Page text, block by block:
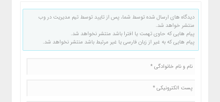
دیدگاه های ارسال شده توسط شما، پس از تایید توسط تیم مدیریت در وب
منتشر خواهد شد.
پیام هایی که حاوی تهمت یا افترا باشد منتشر نخواهد شد.
پیام هایی که به غیر از زبان فارسی یا غیر مرتبط باشد منتشر نخواهد شد.